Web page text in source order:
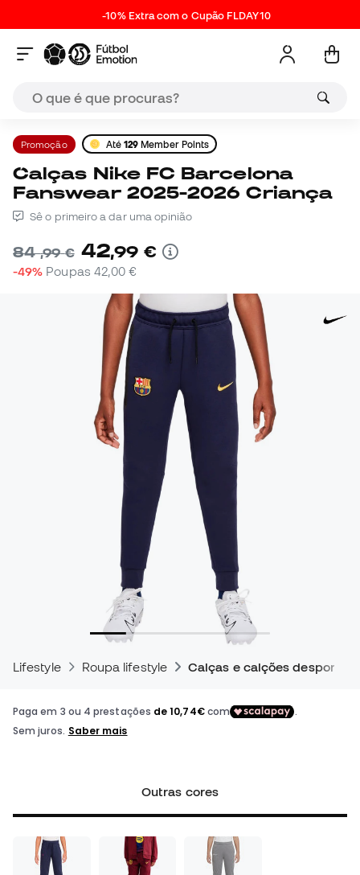
-10% Extra com o Cupão FLDAY10
Promoção Até 129 Member Points
Calças Nike FC Barcelona
Fanswear 2025-2026 Criança
Sê o primeiro a dar uma opinião
84,99 € 42,99 €
-49% Poupas 42,00 €
Lifestyle Roupa lifestyle Calças e calções
Outras cores